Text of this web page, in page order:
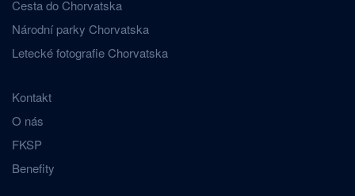
Cesta do Chorvatska
Národní parky Chorvatska
Letecké fotografie Chorvatska
Kontakt
O nás
FKSP
Benefity